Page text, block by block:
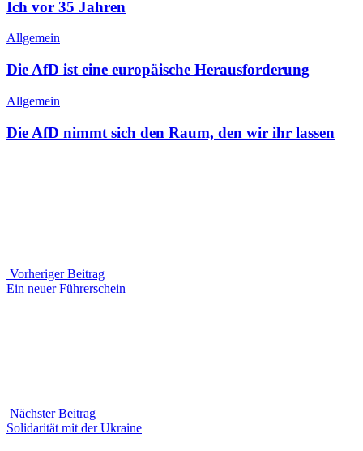
Ich vor 35 Jahren
Allgemein
Die AfD ist eine europäische Herausforderung
Allgemein
Die AfD nimmt sich den Raum, den wir ihr lassen
Vorheriger Beitrag
Vorheriger
Ein neuer Führerschein
Nächster Beitrag
Nächster
Solidarität mit der Ukraine